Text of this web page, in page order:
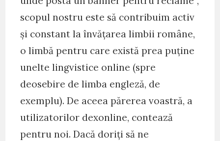
scopul nostru este să contribuim activ
și constant la învățarea limbii române,
o limbă pentru care există prea puține
unelte lingvistice online (spre
deosebire de limba engleză, de
exemplu). De aceea părerea voastră, a
utilizatorilor dexonline, contează
pentru noi. Dacă doriți să ne